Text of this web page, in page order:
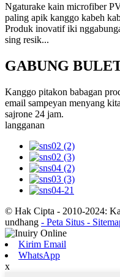
Ngaturake kain microfiber
paling apik kanggo kabeh
Produk inovatif iki
sing resik...
GABUNG
Kanggo pitakon babagan
email sampeyan menyang
sajrone 24 jam.
langganan
© Hak Cipta - 2010-2024:
undhang - Peta Situs -
Kirim Email
WhatsApp
x